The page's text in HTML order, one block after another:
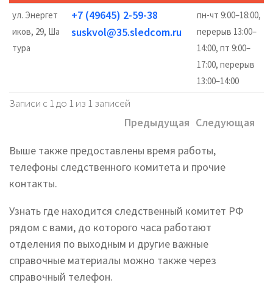
ул. Энергет
иков, 29, Ша
тура
+7 (49645) 2-59-38
suskvol@35.sledcom.ru
пн-чт 9:00–18:00,
перерыв 13:00–
14:00, пт 9:00–
17:00, перерыв
13:00–14:00
Записи с 1 до 1 из 1 записей
Предыдущая Следующая
Выше также предоставлены время работы,
телефоны следственного комитета и прочие
контакты.
Узнать где находится следственный комитет РФ
рядом с вами, до которого часа работают
отделения по выходным и другие важные
справочные материалы можно также через
справочный телефон.